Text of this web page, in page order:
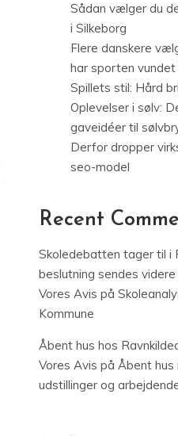
Sådan vælger du
i Silkeborg
Flere danskere
har sporten
Spillets stil: Hård
Oplevelser i sølv:
gaveidéer til
Derfor dropper
seo-model
Recent
Skoledebatten tager til i
beslutning sendes
Vores Avis på
Kommune
Åbent hus hos
Vores Avis på Åbent
udstillinger og